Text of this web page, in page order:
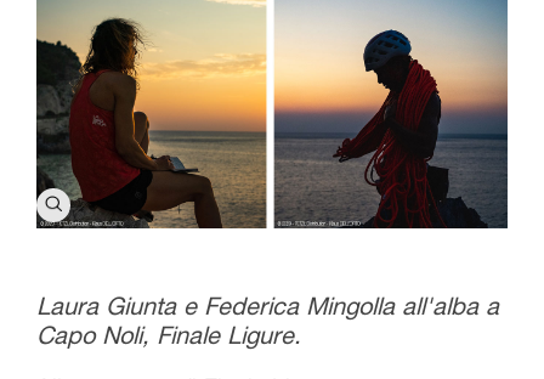
Laura Giunta e Federica Mingolla all'alba a
Capo Noli, Finale Ligure.